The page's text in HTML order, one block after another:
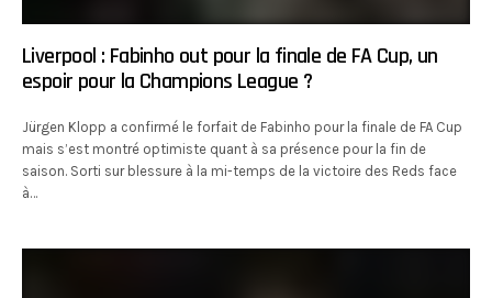
Liverpool : Fabinho out pour la finale de FA Cup, un
espoir pour la Champions League ?
Jürgen Klopp a confirmé le forfait de Fabinho pour la finale de FA Cup
mais s’est montré optimiste quant à sa présence pour la fin de
saison. Sorti sur blessure à la mi-temps de la victoire des Reds face
à…